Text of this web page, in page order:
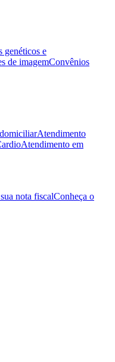
genéticos e
de imagemConvênios
Atendimento
Atendimento em
nota fiscalConheça o